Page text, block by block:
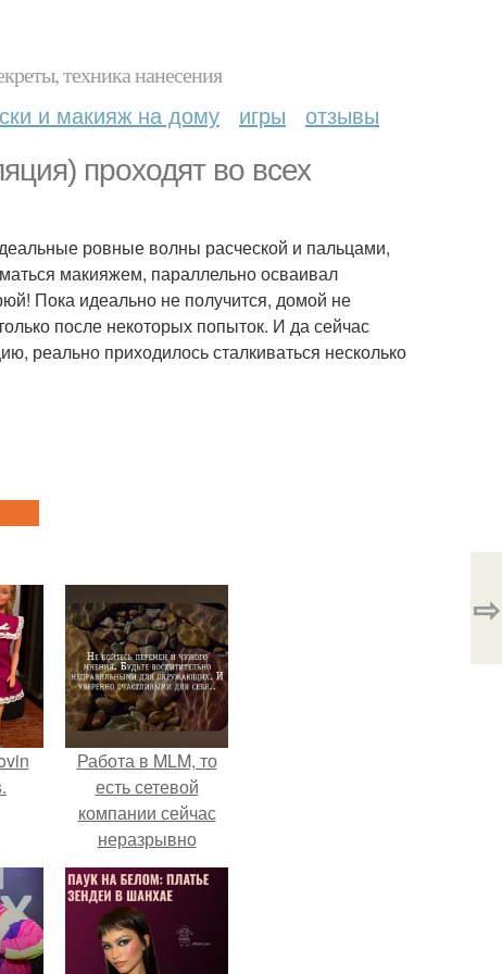
техника нанесения
и макияж на дому игры отзывы
проходят во всех
ровные волны расческой и пальцами,
макияжем, параллельно осваивал
Пока идеально не получится, домой не
после некоторых попыток. И да сейчас
реально приходилось сталкиваться несколько
⇨
Работа в MLM, то
есть сетевой
компании сейчас
неразрывно
связана с создание
своего контента,
своей страницы в
соц сетях.